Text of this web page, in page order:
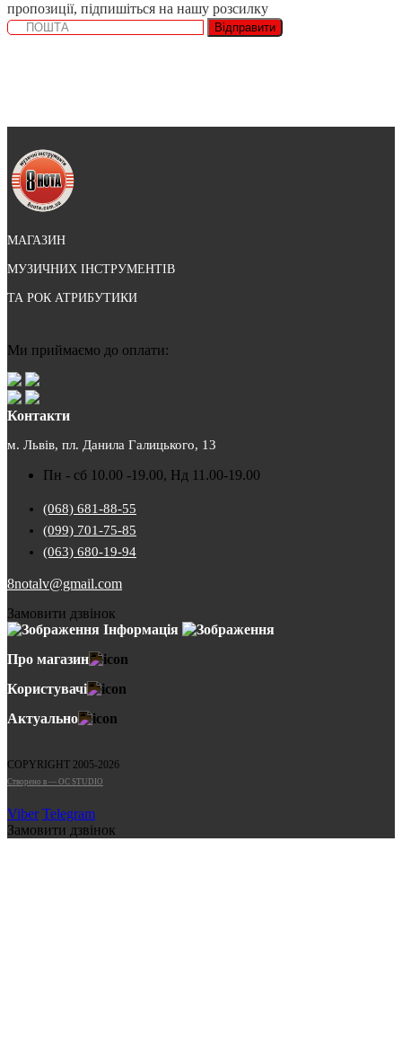
пропозиції, підпишіться на нашу розсилку
Відправити
МАГАЗИН
МУЗИЧНИХ ІНСТРУМЕНТІВ
ТА РОК АТРИБУТИКИ
Ми приймаємо до оплати:
Контакти
м. Львів, пл. Данила Галицького, 13
Пн - сб 10.00 -19.00, Нд 11.00-19.00
(068) 681-88-55
(099) 701-75-85
(063) 680-19-94
8notalv@gmail.com
Замовити дзвінок
Інформація
Про магазин
Користувачі
Актуально
COPYRIGHT 2005-2026
Cтворено в — OC STUDIO
Viber Telegram
Замовити дзвінок